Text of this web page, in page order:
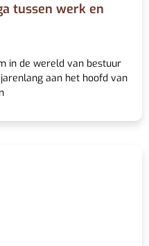
tussen werk en
in de wereld van bestuur
aan het hoofd van